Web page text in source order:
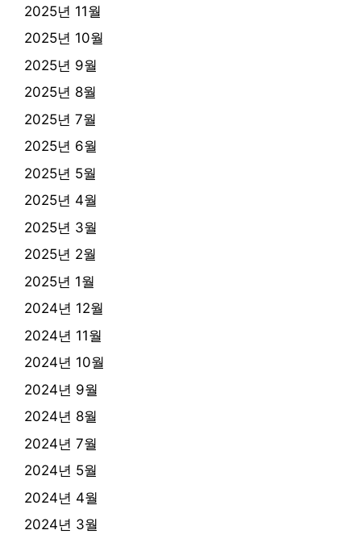
2025년 11월
2025년 10월
2025년 9월
2025년 8월
2025년 7월
2025년 6월
2025년 5월
2025년 4월
2025년 3월
2025년 2월
2025년 1월
2024년 12월
2024년 11월
2024년 10월
2024년 9월
2024년 8월
2024년 7월
2024년 5월
2024년 4월
2024년 3월